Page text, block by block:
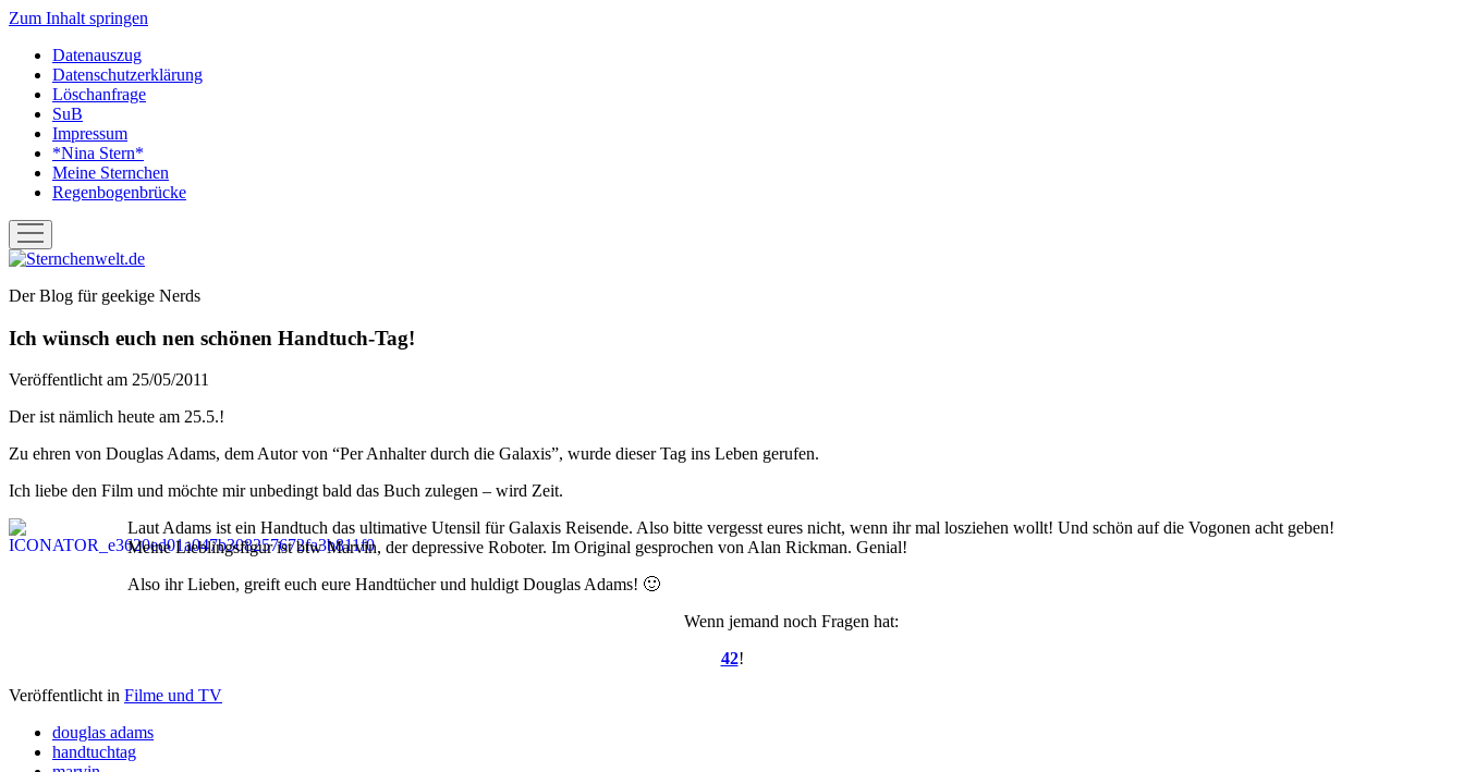
Zum Inhalt springen
Datenauszug
Datenschutzerklärung
Löschanfrage
SuB
Impressum
*Nina Stern*
Meine Sternchen
Regenbogenbrücke
Menü
öffnen
Sternchenwelt.de
Der Blog für geekige Nerds
Ich wünsch euch nen schönen Handtuch-Tag!
Veröffentlicht am 25/05/2011
Der ist nämlich heute am 25.5.!
Zu ehren von Douglas Adams, dem Autor von “Per Anhalter durch die Galaxis”, wurde dieser Tag ins Leben gerufen.
Ich liebe den Film und möchte mir unbedingt bald das Buch zulegen – wird Zeit.
Laut Adams ist ein Handtuch das ultimative Utensil für Galaxis Reisende. Also bitte vergesst eures nicht, wenn ihr mal losziehen wollt! Und schön auf die Vogonen acht geben!
Meine Lieblingsfigur ist btw Marvin, der depressive Roboter. Im Original gesprochen von Alan Rickman. Genial!
Also ihr Lieben, greift euch eure Handtücher und huldigt Douglas Adams! 🙂
Wenn jemand noch Fragen hat:
42!
Veröffentlicht in Filme und TV
douglas adams
handtuchtag